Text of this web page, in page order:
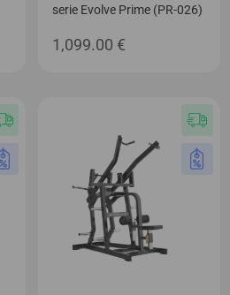
serie Evolve Prime (PR-026)
1,099.00 €